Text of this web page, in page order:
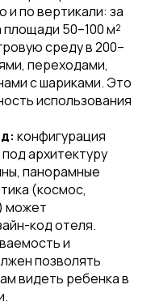
и по вертикали: за
50–100 м²
среду в 200–
переходами,
с шариками. Это
использования
конфигурация
архитектуру
панорамные
(космос,
может
код отеля.
и
позволять
видеть ребенка в